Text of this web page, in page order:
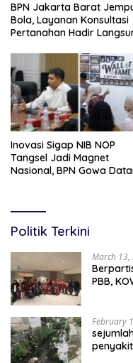
BPN Jakarta Barat
Bola, Layanan Konsultasi
Pertanahan Hadir
Inovasi Sigap NIB NOP
Tangsel Jadi Magnet
Nasional, BPN Gowa
Politik Terkini
March 13,
PBB,
February